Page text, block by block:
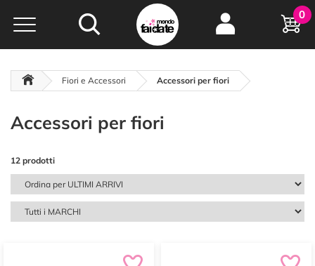
Hobby e
creatività...
oltre 15 anni online
0
Fiori e Accessori Accessori per fiori
Accessori per fiori
12 prodotti